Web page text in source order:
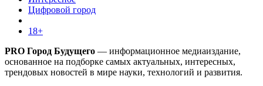
Цифровой город
18+
PRO Город Будущего — информационное медиаиздание,
основанное на подборке самых актуальных, интересных,
трендовых новостей в мире науки, технологий и развития.